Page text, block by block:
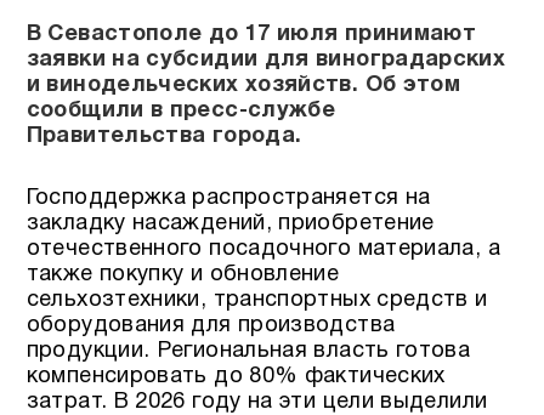
В Севастополе до 17 июля принимают
заявки на субсидии для виноградарских
и винодельческих хозяйств. Об этом
сообщили в пресс-службе
Правительства города.
Господдержка распространяется на
закладку насаждений, приобретение
отечественного посадочного материала, а
также покупку и обновление
сельхозтехники, транспортных средств и
оборудования для производства
продукции. Региональная власть готова
компенсировать до 80% фактических
затрат. В 2026 году на эти цели выделили